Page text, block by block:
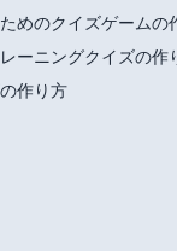
めのクイズゲームの
ーニングクイズの作
作り方